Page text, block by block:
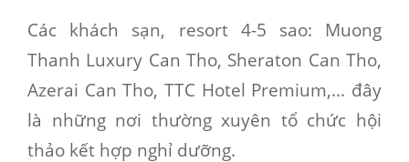
Các khách sạn, resort 4-5 sao: Muong
Thanh Luxury Can Tho, Sheraton Can Tho,
Azerai Can Tho, TTC Hotel Premium,... đây
là những nơi thường xuyên tổ chức hội
thảo kết hợp nghỉ dưỡng.